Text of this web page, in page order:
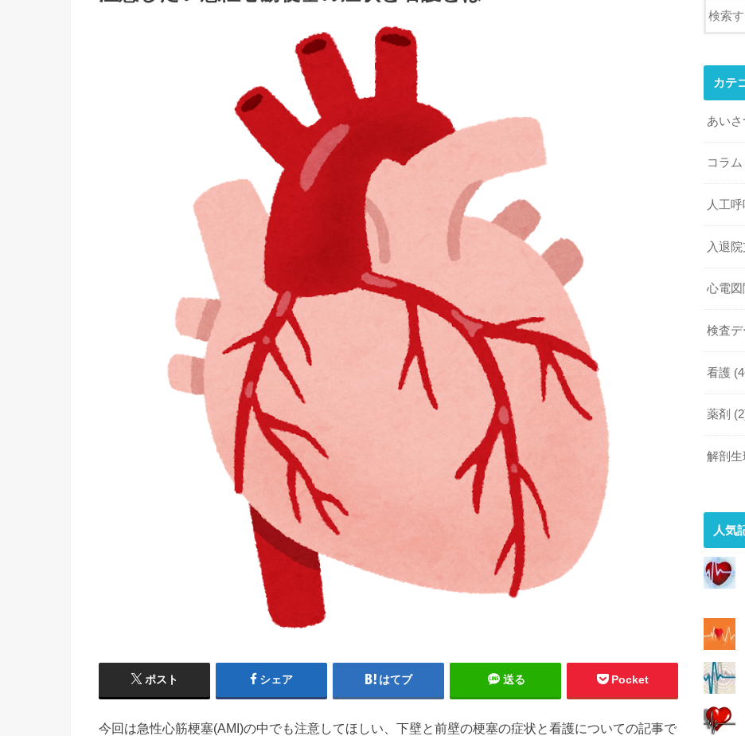
ポスト シェア はてブ 送る Pocket
今回は急性心筋梗塞(AMI)の中でも注意してほしい、下壁と前壁の梗塞の症状と看護についての記事で
カテ
あい
コラム
人工
入退
心電図
検査デ
看護
薬剤
解剖生
人気